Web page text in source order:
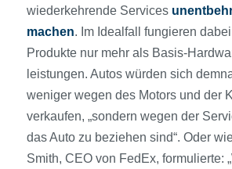
wiederkehrende Services
machen. Im Idealfall fungieren
Produkte nur mehr als Basis-
leistungen. Autos würden sich
weniger wegen des Motors und der
verkaufen, „sondern wegen der
das Auto zu beziehen sind“. Oder
Smith, CEO von FedEx, formulierte: